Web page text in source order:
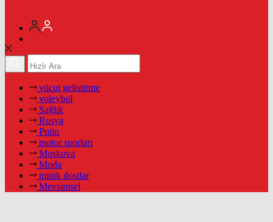
vücut geliştirme
voleybol
Sağlık
Rusya
Putin
motor sporları
Moskova
Moda
minik dostlar
Mevsimsel